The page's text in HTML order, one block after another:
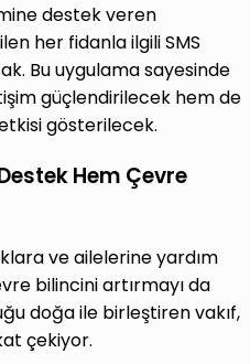
destek veren
her fidanla ilgili SMS
Bu uygulama sayesinde
güçlendirilecek hem de
gösterilecek.
Hem Çevre
ve ailelerine yardım
bilincini artırmayı da
doğa ile birleştiren vakıf,
çekiyor.